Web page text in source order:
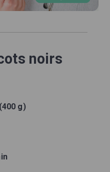
noirs
g)